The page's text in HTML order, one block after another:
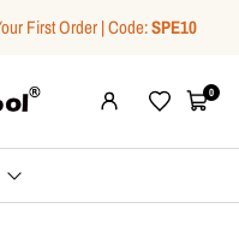
First Order | Code:SPE10
WishlistCarrito
0